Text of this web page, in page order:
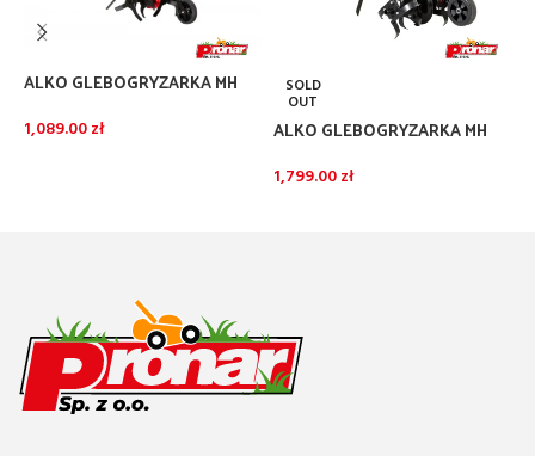
ALKO GLEBOGRYZARKA MH
1,089.00zł
SOLD
OUT
ALKO GLEBOGRYZARKA MH
1,799.00zł